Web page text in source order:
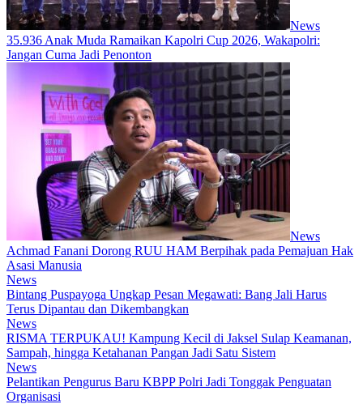
News
35.936 Anak Muda Ramaikan Kapolri Cup 2026, Wakapolri:
Jangan Cuma Jadi Penonton
News
Achmad Fanani Dorong RUU HAM Berpihak pada Pemajuan Hak
Asasi Manusia
News
Bintang Puspayoga Ungkap Pesan Megawati: Bang Jali Harus
Terus Dipantau dan Dikembangkan
News
RISMA TERPUKAU! Kampung Kecil di Jaksel Sulap Keamanan,
Sampah, hingga Ketahanan Pangan Jadi Satu Sistem
News
Pelantikan Pengurus Baru KBPP Polri Jadi Tonggak Penguatan
Organisasi